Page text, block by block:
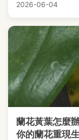
2026-06-04
蘭花黃葉怎麼
你的蘭花重現